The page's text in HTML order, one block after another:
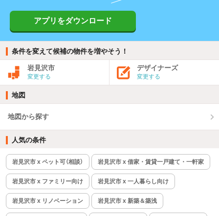
アプリをダウンロード
条件を変えて候補の物件を増やそう！
岩見沢市
変更する
デザイナーズ
変更する
地図
地図から探す
人気の条件
岩見沢市 x ペット可（相談） 岩見沢市 x 借家・賃貸一戸建て・一軒家
岩見沢市 x ファミリー向け 岩見沢市 x 一人暮らし向け
岩見沢市 x リノベーション 岩見沢市 x 新築＆築浅